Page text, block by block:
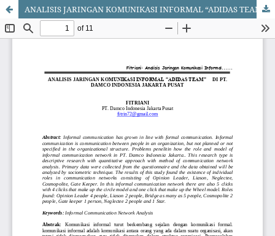
ANALISIS JARINGAN KOMUNIKASI INFORMAL “ADIDAS TEAM” DI PT. DAMCO INDONESIA JAKARTA PUSAT